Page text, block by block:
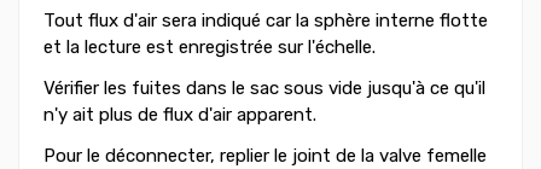
Tout flux d'air sera indiqué car la sphère interne flotte
et la lecture est enregistrée sur l'échelle.
Vérifier les fuites dans le sac sous vide jusqu'à ce qu'il
n'y ait plus de flux d'air apparent.
Pour le déconnecter, replier le joint de la valve femelle